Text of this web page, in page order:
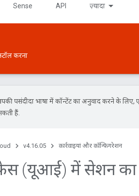
Sense API ज़्यादा
करना
पसंदीदा भाषा में कॉन्टेंट का अनुवाद करने के लिए,
हैं.
v4.16.05 कार्रवाइयां और कॉन्फ़िगरेशन
(यूआई) में सेशन